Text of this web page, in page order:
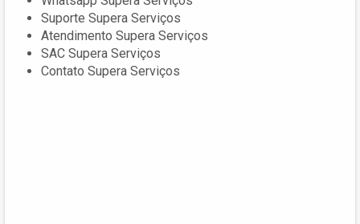
Suporte Supera Serviços
Atendimento Supera Serviços
SAC Supera Serviços
Contato Supera Serviços